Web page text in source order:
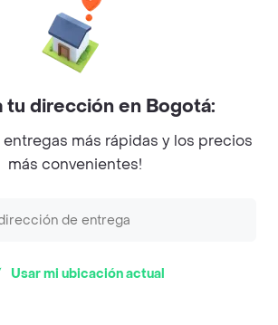
de Restaurantes
estos países
Google play AppGallery
tu dirección en Bogotá:
entregas más rápidas y los precios
más convenientes!
Usar mi ubicación actual